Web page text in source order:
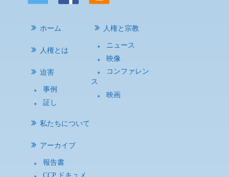
ホーム
人権とは
迫害
事例
証し
人権と宗教
ニュース
映像
コンファレン
ス
映画
私たちについて
アーカイブ
報告書
CCP ドキュメ